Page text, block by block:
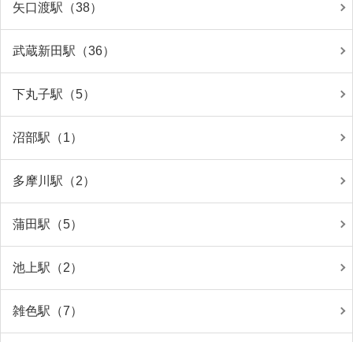
矢口渡駅（38）
武蔵新田駅（36）
下丸子駅（5）
沼部駅（1）
多摩川駅（2）
蒲田駅（5）
池上駅（2）
雑色駅（7）